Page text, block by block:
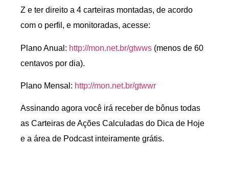
Z e ter direito a 4 carteiras montadas, de acordo
com o perfil, e monitoradas, acesse:
Plano Anual: http://mon.net.br/gtwws (menos de 60
centavos por dia).
Plano Mensal: http://mon.net.br/gtwwr
Assinando agora você irá receber de bônus todas
as Carteiras de Ações Calculadas do Dica de Hoje
e a área de Podcast inteiramente grátis.